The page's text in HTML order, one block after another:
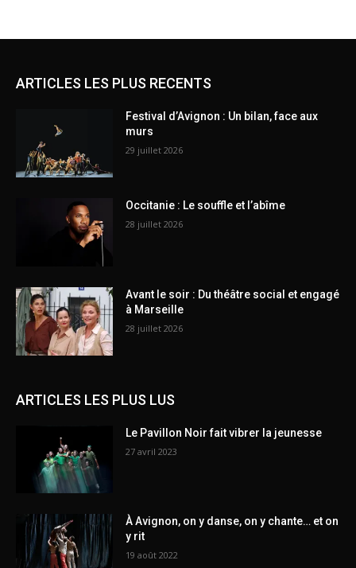
ARTICLES LES PLUS RECENTS
Festival d’Avignon : Un bilan, face aux
murs
29 juillet 2026
Occitanie : Le souffle et l’abîme
28 juillet 2026
Avant le soir : Du théâtre social et engagé
à Marseille
28 juillet 2026
ARTICLES LES PLUS LUS
Le Pavillon Noir fait vibrer la jeunesse
27 avril 2023
À Avignon, on y danse, on y chante… et on
y rit
19 août 2022